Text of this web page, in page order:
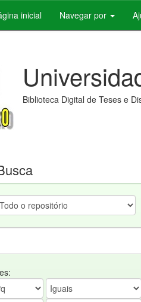
inicial Navegar por
Biblioteca Digital de Teses e